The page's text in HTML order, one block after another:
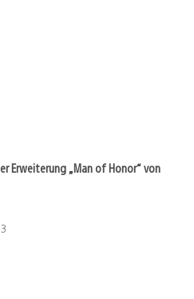
Erweiterung „Man of Honor“ von